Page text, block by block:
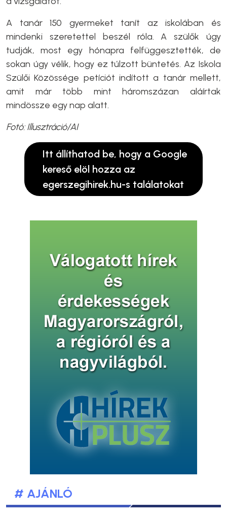
A tanár 150 gyermeket tanít az iskolában és
mindenki szeretettel beszél róla. A szülők úgy
tudják, most egy hónapra felfüggesztették, de
sokan úgy vélik, hogy ez túlzott büntetés. Az Iskola
Szülői Közössége petíciót indított a tanár mellett,
amit már több mint háromszázan aláírtak
mindössze egy nap alatt.
Fotó: Illusztráció/AI
Itt állíthatod be, hogy a Google
kereső elöl hozza az
egerszegihirek.hu-s találatokat
# AJÁNLÓ